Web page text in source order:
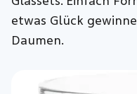
etwas Glück
Daumen.